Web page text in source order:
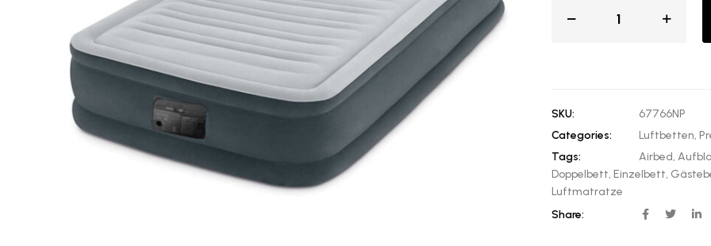
SKU:
67766NP
Categories:
Luftbetten,
Tags:
Airbed,
Doppelbett, Einzelbett,
Luftmatratze
Share: